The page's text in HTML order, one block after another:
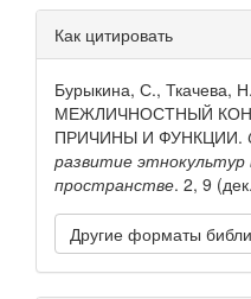
Детали
статьи
Как цитировать
Бурыкина, С., Ткачева,
МЕЖЛИЧНОСТНЫЙ
ПРИЧИНЫ И ФУНКЦИИ.
развитие этнокультур
пространстве. 2, 9
Другие форматы